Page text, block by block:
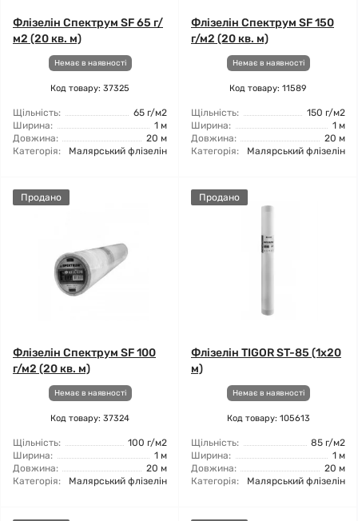
Флізелін Спектрум SF 65 г/
м2 (20 кв. м)
Немає в наявності
Код товару: 37325
Щільність:
65 г/м2
Ширина:
1 м
Довжина:
20 м
Категорія:
Малярський флізелін
Флізелін Спектрум SF 150
г/м2 (20 кв. м)
Немає в наявності
Код товару: 11589
Щільність:
150 г/м2
Ширина:
1 м
Довжина:
20 м
Категорія:
Малярський флізелін
Продано
Флізелін Спектрум SF 100
г/м2 (20 кв. м)
Немає в наявності
Код товару: 37324
Щільність:
100 г/м2
Ширина:
1 м
Довжина:
20 м
Категорія:
Малярський флізелін
Продано
Флізелін TIGOR ST-85 (1x20
м)
Немає в наявності
Код товару: 105613
Щільність:
85 г/м2
Ширина:
1 м
Довжина:
20 м
Категорія:
Малярський флізелін